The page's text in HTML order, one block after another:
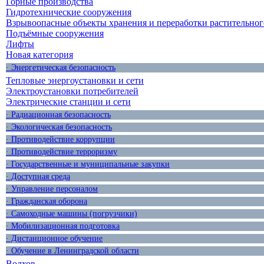
Гидротехнические сооружения
Взрывоопасные объекты хранения и переработки
Подъёмные сооружения
Лифты
Новая категория
· Энергетическая безопасность
Тепловые энергоустановки и сети
Электроустановки потребителей
Электрические станции и сети
· Радиационная безопасность
· Экологическая безопасность
· Противодействие коррупции
· Противодействие терроризму
· Государственные и муниципальные закупки
· Доступная среда
· Управление персоналом
· Гражданская оборона
· Самоходные машины (погрузчики)
· Мобилизационная подготовка
· Дистанционное обучение
· Обучение в Ленинградской области